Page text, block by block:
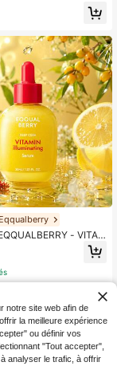
Sérum éclaircissan
K-Beauty coréen, C
uniforme, Soin hyd
Eqqualberry
- VITAM
SERUM 30ML
notre site web afin de
la meilleure expérience
ou définir vos
"Tout accepter",
analyser le trafic, à offrir